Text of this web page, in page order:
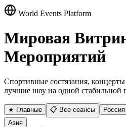
World Events Platform
Мировая
Мероприятий
Спортивные состязания,
лучшие шоу на одной стабильной
★ Главные 📋 Все сеансы Россия
Азия